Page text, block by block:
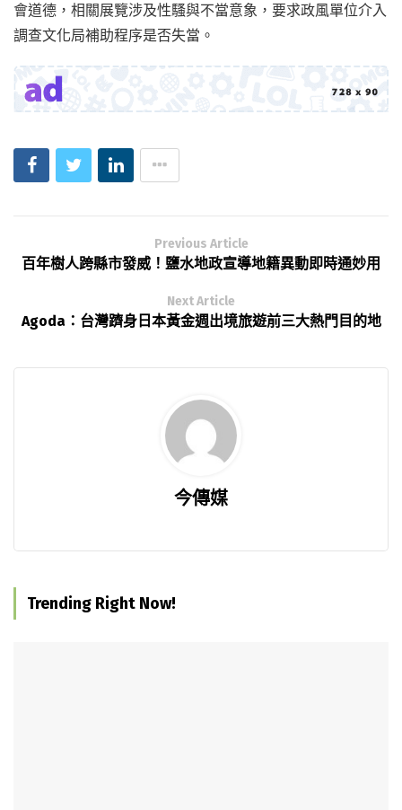
會道德，相關展覽涉及性騷與不當意象，要求政風單位介入
調查文化局補助程序是否失當。
Previous Article
百年樹人跨縣市發威！鹽水地政宣導地籍異動即時通妙用
Next Article
Agoda：台灣躋身日本黃金週出境旅遊前三大熱門目的地
今傳媒
Trending Right Now!